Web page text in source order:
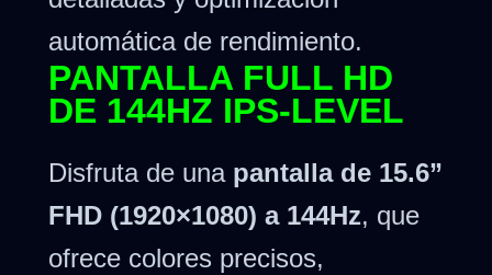
automática de rendimiento.
PANTALLA FULL HD
DE 144HZ IPS-LEVEL
Disfruta de una pantalla de 15.6”
FHD (1920×1080) a 144Hz, que
ofrece colores precisos,